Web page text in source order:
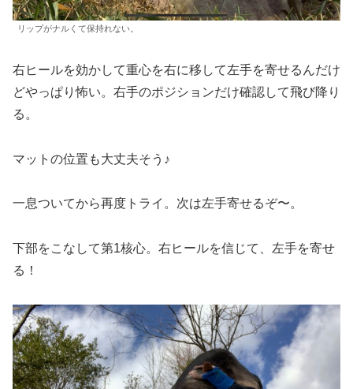
リップがナルくて保持れない。
右ヒールを効かして重心を右に移して左手を寄せるんだけ
どやっぱり怖い。右手のポジションだけ確認して飛び降り
る。
マットの位置も大丈夫そう♪
一息ついてから再度トライ。次は左手寄せるぞ〜。
下部をこなして第1核心。右ヒールを信じて、左手を寄せ
る！